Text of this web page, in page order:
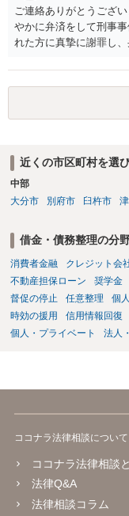
ご連絡ありがとうござ
やかに弁済をして刑事
れた方に真摯に謝罪し
近くの市区町村を選
中部
大分市
別府市 臼杵市
借金・債務整理の分
消費者金融 クレジット会
不動産担保ローン
奨学金
督促の停止
任意整理 個
時効の援用
信用情報回復
個人・プライベート
法人
ココナラ法律相談について
ココナラ法律相談
法律Q&A
法律相談コラム